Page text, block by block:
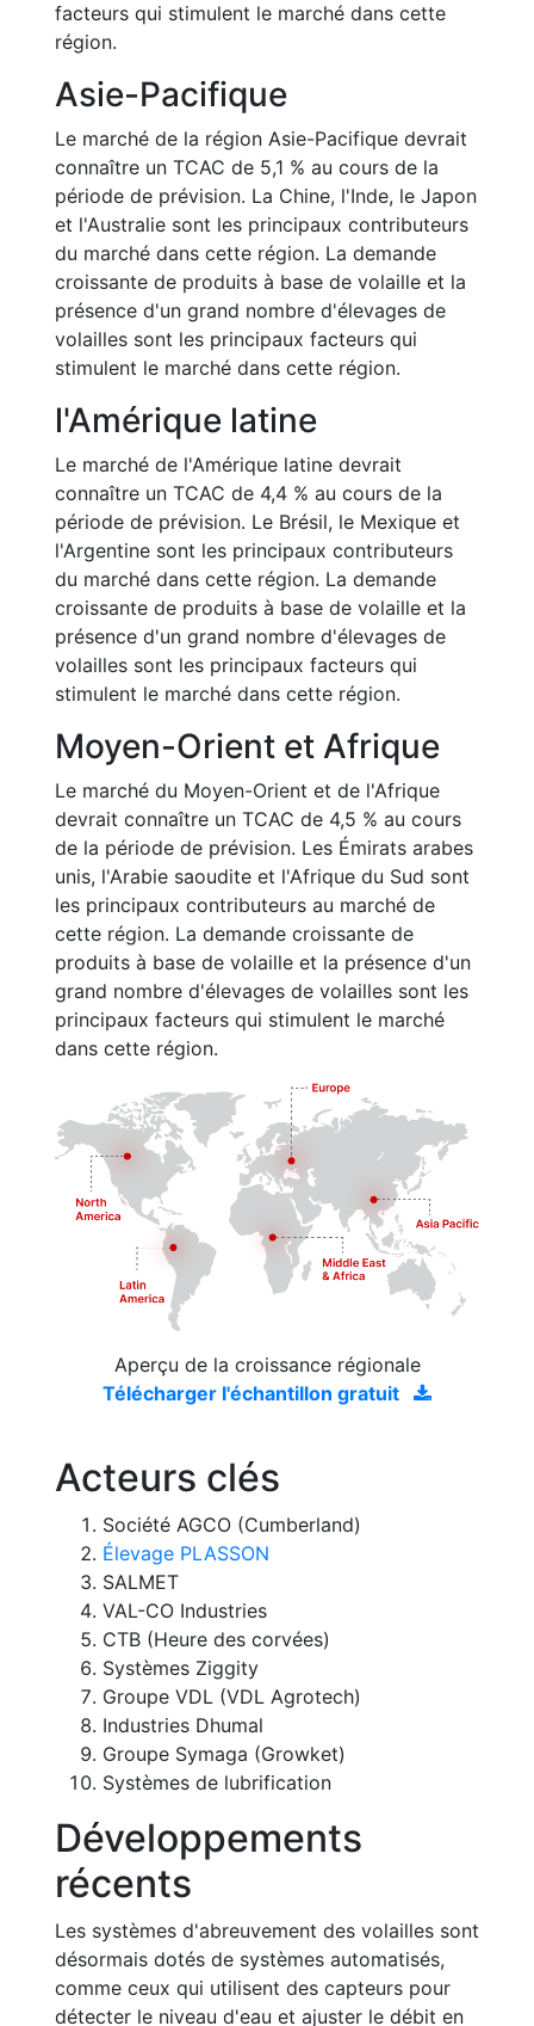
facteurs qui stimulent le marché dans cette
région.
Asie-Pacifique
Le marché de la région Asie-Pacifique devrait
connaître un TCAC de 5,1 % au cours de la
période de prévision. La Chine, l'Inde, le Japon
et l'Australie sont les principaux contributeurs
du marché dans cette région. La demande
croissante de produits à base de volaille et la
présence d'un grand nombre d'élevages de
volailles sont les principaux facteurs qui
stimulent le marché dans cette région.
l'Amérique latine
Le marché de l'Amérique latine devrait
connaître un TCAC de 4,4 % au cours de la
période de prévision. Le Brésil, le Mexique et
l'Argentine sont les principaux contributeurs
du marché dans cette région. La demande
croissante de produits à base de volaille et la
présence d'un grand nombre d'élevages de
volailles sont les principaux facteurs qui
stimulent le marché dans cette région.
Moyen-Orient et Afrique
Le marché du Moyen-Orient et de l'Afrique
devrait connaître un TCAC de 4,5 % au cours
de la période de prévision. Les Émirats arabes
unis, l'Arabie saoudite et l'Afrique du Sud sont
les principaux contributeurs au marché de
cette région. La demande croissante de
produits à base de volaille et la présence d'un
grand nombre d'élevages de volailles sont les
principaux facteurs qui stimulent le marché
dans cette région.
Aperçu de la croissance régionale
Télécharger l'échantillon gratuit
Acteurs clés
Société AGCO (Cumberland)
Élevage PLASSON
SALMET
VAL-CO Industries
CTB (Heure des corvées)
Systèmes Ziggity
Groupe VDL (VDL Agrotech)
Industries Dhumal
Groupe Symaga (Growket)
Systèmes de lubrification
Développements
récents
Les systèmes d'abreuvement des volailles sont
désormais dotés de systèmes automatisés,
comme ceux qui utilisent des capteurs pour
détecter le niveau d'eau et ajuster le débit en